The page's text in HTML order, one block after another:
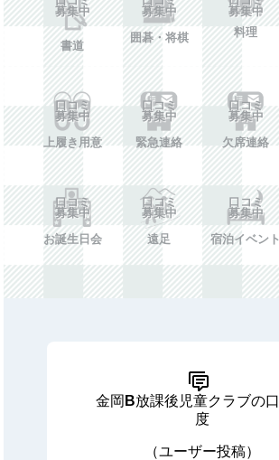
募集中
書道
募集中
囲碁・将棋
募集中
料理
口コミ
募集中
上履き用意
口コミ
募集中
緊急連絡
口コミ
募集中
欠席連絡
口コミ
募集中
お誕生日会
口コミ
募集中
遠足
口コミ
募集中
宿泊イベント
金岡B放課後児童クラブの口
度
（ユーザー投稿）